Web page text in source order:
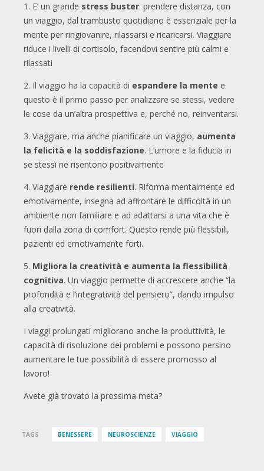
1. E’ un grande stress buster: prendere distanza, con
un viaggio, dal trambusto quotidiano è essenziale per la
mente per ringiovanire, rilassarsi e ricaricarsi. Viaggiare
riduce i livelli di cortisolo, facendovi sentire più calmi e
rilassati
2. Il viaggio ha la capacità di espandere la mente e
questo è il primo passo per analizzare se stessi, vedere
le cose da un’altra prospettiva e, perché no, reinventarsi.
3. Viaggiare, ma anche pianificare un viaggio, aumenta
la felicità e la soddisfazione. L’umore e la fiducia in
se stessi ne risentono positivamente
4. Viaggiare rende resilienti. Riforma mentalmente ed
emotivamente, insegna ad affrontare le difficoltà in un
ambiente non familiare e ad adattarsi a una vita che è
fuori dalla zona di comfort. Questo rende più flessibili,
pazienti ed emotivamente forti.
5. Migliora la creatività e aumenta la flessibilità
cognitiva. Un viaggio permette di accrescere anche “la
profondità e l’integratività del pensiero”, dando impulso
alla creatività.
I viaggi prolungati migliorano anche la produttività, le
capacità di risoluzione dei problemi e possono persino
aumentare le tue possibilità di essere promosso al
lavoro!
Avete già trovato la prossima meta?
TAGS BENESSERE NEUROSCIENZE VIAGGIO